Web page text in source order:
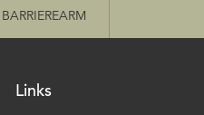
BARRIEREARM
Links